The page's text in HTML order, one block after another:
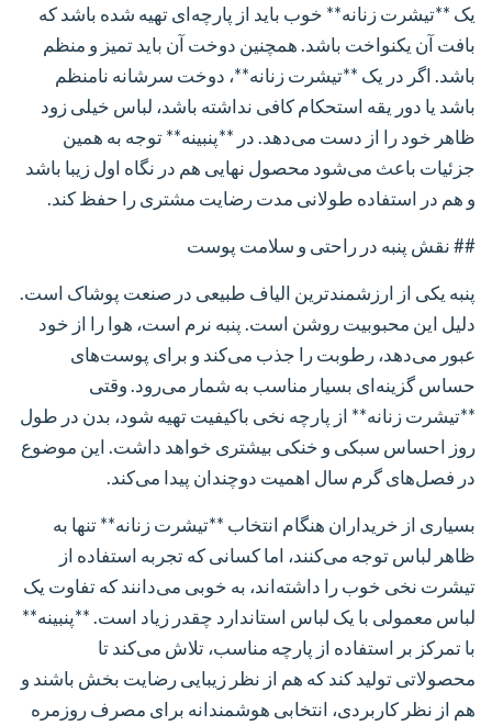
یک **تیشرت زنانه** خوب باید از پارچه‌ای تهیه شده باشد که
بافت آن یکنواخت باشد. همچنین دوخت آن باید تمیز و منظم
باشد. اگر در یک **تیشرت زنانه**، دوخت سرشانه نامنظم
باشد یا دور یقه استحکام کافی نداشته باشد، لباس خیلی زود
ظاهر خود را از دست می‌دهد. در **پنبینه** توجه به همین
جزئیات باعث می‌شود محصول نهایی هم در نگاه اول زیبا باشد
و هم در استفاده طولانی مدت رضایت مشتری را حفظ کند.
## نقش پنبه در راحتی و سلامت پوست
پنبه یکی از ارزشمندترین الیاف طبیعی در صنعت پوشاک است.
دلیل این محبوبیت روشن است. پنبه نرم است، هوا را از خود
عبور می‌دهد، رطوبت را جذب می‌کند و برای پوست‌های
حساس گزینه‌ای بسیار مناسب به شمار می‌رود. وقتی
**تیشرت زنانه** از پارچه نخی باکیفیت تهیه شود، بدن در طول
روز احساس سبکی و خنکی بیشتری خواهد داشت. این موضوع
در فصل‌های گرم سال اهمیت دوچندان پیدا می‌کند.
بسیاری از خریداران هنگام انتخاب **تیشرت زنانه** تنها به
ظاهر لباس توجه می‌کنند، اما کسانی که تجربه استفاده از
تیشرت نخی خوب را داشته‌اند، به خوبی می‌دانند که تفاوت یک
لباس معمولی با یک لباس استاندارد چقدر زیاد است. **پنبینه**
با تمرکز بر استفاده از پارچه مناسب، تلاش می‌کند تا
محصولاتی تولید کند که هم از نظر زیبایی رضایت بخش باشند و
هم از نظر کاربردی، انتخابی هوشمندانه برای مصرف روزمره